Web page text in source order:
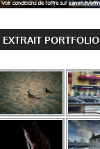
EXTRAIT PORTFOLIO